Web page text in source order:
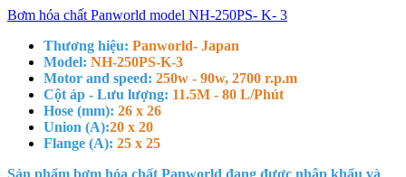
Bơm hóa chất Panworld model NH-250PS- K- 3
Thương hiệu: Panworld- Japan
Model: NH-250PS-K-3
Motor and speed: 250w - 90w, 2700 r.p.m
Cột áp - Lưu lượng: 11.5M - 80 L/Phút
Hose (mm): 26 x 26
Union (A):20 x 20
Flange (A): 25 x 25
Sản phẩm bơm hóa chất Panworld đang được nhập khẩu và